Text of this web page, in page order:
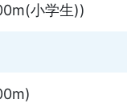
小学生))